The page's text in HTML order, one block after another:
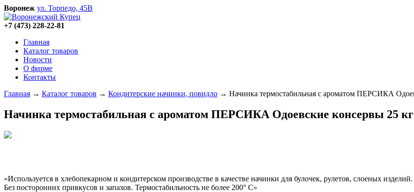
Воронеж ул. Торпедо, 45В
+7 (473) 228-22-81
Главная
Каталог товаров
Новости
О фирме
Контакты
Главная → Каталог товаров → Кондитерские начинки, повидло → Начинка термостабильная с ароматом ПЕРСИКА
Начинка термостабильная с ароматом ПЕРСИКА Одоевские консервы 25
«Используется в хлебопекарном и кондитерском производстве в качестве начинки для булочек, рулетов, слоеных
Без посторонних привкусов и запахов. Термостабильность не более 200° С»